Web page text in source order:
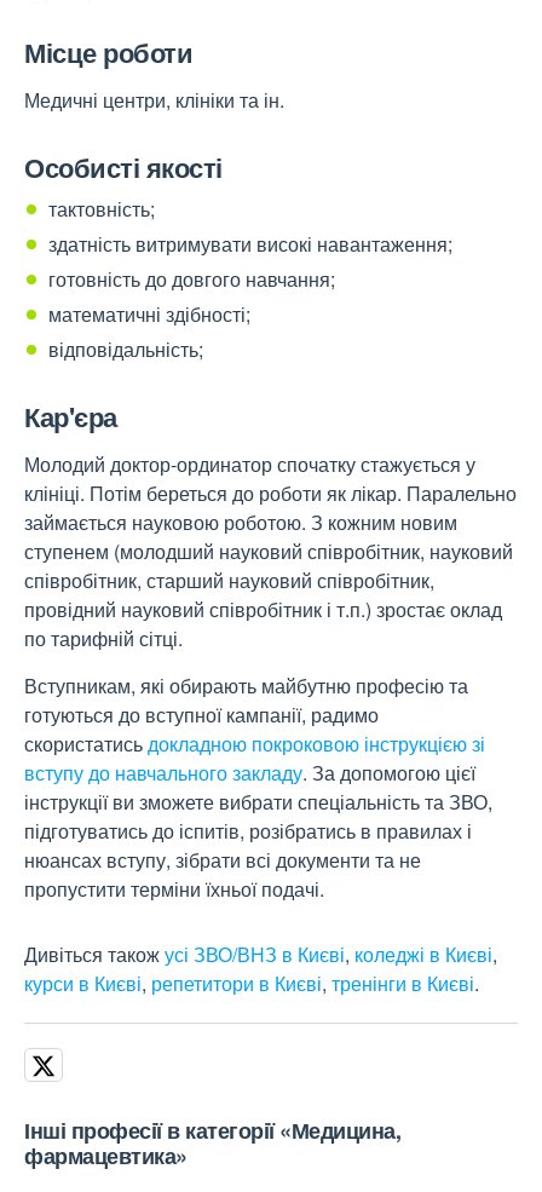
Місце роботи
Медичні центри, клініки та ін.
Особисті якості
тактовність;
здатність витримувати високі навантаження;
готовність до довгого навчання;
математичні здібності;
відповідальність;
Кар'єра
Молодий доктор-ординатор спочатку стажується у
клініці. Потім береться до роботи як лікар. Паралельно
займається науковою роботою. З кожним новим
ступенем (молодший науковий співробітник, науковий
співробітник, старший науковий співробітник,
провідний науковий співробітник і т.п.) зростає оклад
по тарифній сітці.
Вступникам, які обирають майбутню професію та
готуються до вступної кампанії, радимо
скористатисьдокладною покроковою інструкцією зі
вступу до навчального закладу. За допомогою цієї
інструкції ви зможете вибрати спеціальність та ЗВО,
підготуватись до іспитів, розібратись в правилах і
нюансах вступу, зібрати всі документи та не
пропустити терміни їхньої подачі.
Дивіться такожусі ЗВО/ВНЗ в Києві, коледжі в Києві,
курси в Києві, репетитори в Києві, тренінги в Києві.
Інші професії в категорії «Медицина,
фармацевтика»